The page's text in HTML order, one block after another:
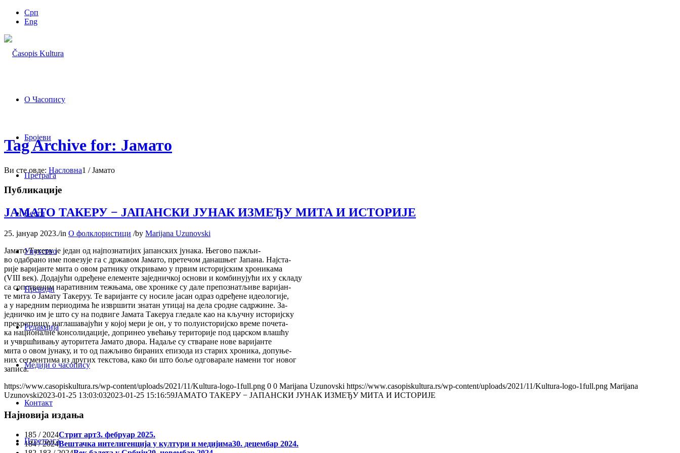
Срп
Eng
О Часопису
Бројеви
Претрага
Вести
Упутство
Преводи
Редакција
Медији о часопису
Контакт
Птретрага
Tag Archive for: Јамато
Ви сте овде: Насловна1 / Јамато
Публикације
ЈАМАТО ТАКЕРУ − ЈАПАНСКИ ЈУНАК ИЗМЕЂУ МИТА И ИСТОРИЈЕ
25. јануар 2023./in О фолклористици /by Marijana Uzunovski
Јамато Такеру је један од најпознатијих јапанских јунака. Његово пажљи-
во одабрано име повезује га с државом Јамато, претечом данашњег Јапана. Најста-
рије варијанте мита о овом ратнику откривамо у првим историјским хроникама
(VIII век). Додајући одређене елементе заједничкој основи и комбинујући их у складу
са сопственим наративним тежњама, ове хронике су дале препознатљиве варијан-
те мита о Јамату Такеруу. Те варијанте су носиле јасан одраз одређене идеологије,
а у наредним периодима ће извршити знатан утицај на дела сродне садржине. За-
једничко им је што су на подвиге Јамата Такеруа гледале као на кључну историјску
прекретницу, наглашавајући у којој мери је он, у то полуисторијско време почета-
ка националне консолидације, допринео увећању територије под царском влашћу
и учвршћивању ауторитета Јамато двора. Надаље су стваране нове варијанте
мита о овом јунаку, и то од пажљиво бираних епизода из старих хроника, допуње-
них сегментима из других текстова, како би што боље одговарале намени тог новог
записа.
https://www.casopiskultura.rs/wp-content/uploads/2021/11/Kultura-logo-1full.png 0 0 Marijana Uzunovski https://www.casopiskultura.rs/wp-content/uploads/2021/11/Kultura-logo-1full.png Marijana
Uzunovski2023-01-25 13:03:032023-01-25 15:16:59ЈАМАТО ТАКЕРУ − ЈАПАНСКИ ЈУНАК ИЗМЕЂУ МИТА И ИСТОРИЈЕ
Најновија издања
185 / 2024Стрит арт3. фебруар 2025.
184 / 2024Вештачка интелигенција у култури и медијима30. децембар 2024.